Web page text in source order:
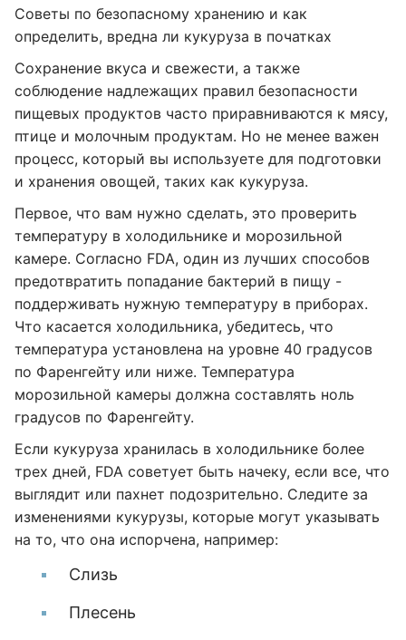
Советы по безопасному хранению и как
определить, вредна ли кукуруза в початках
Сохранение вкуса и свежести, а также
соблюдение надлежащих правил безопасности
пищевых продуктов часто приравниваются к мясу,
птице и молочным продуктам. Но не менее важен
процесс, который вы используете для подготовки
и хранения овощей, таких как кукуруза.
Первое, что вам нужно сделать, это проверить
температуру в холодильнике и морозильной
камере. Согласно FDA, один из лучших способов
предотвратить попадание бактерий в пищу -
поддерживать нужную температуру в приборах.
Что касается холодильника, убедитесь, что
температура установлена ​​на уровне 40 градусов
по Фаренгейту или ниже. Температура
морозильной камеры должна составлять ноль
градусов по Фаренгейту.
Если кукуруза хранилась в холодильнике более
трех дней, FDA советует быть начеку, если все, что
выглядит или пахнет подозрительно. Следите за
изменениями кукурузы, которые могут указывать
на то, что она испорчена, например:
Слизь
Плесень